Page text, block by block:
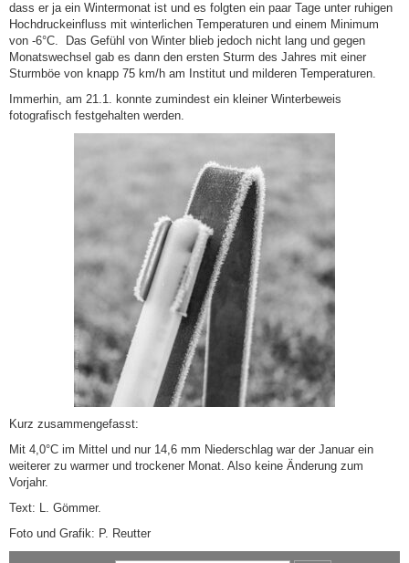
dass er ja ein Wintermonat ist und es folgten ein paar Tage unter ruhigen
Hochdruckeinfluss mit winterlichen Temperaturen und einem Minimum
von -6°C. Das Gefühl von Winter blieb jedoch nicht lang und gegen
Monatswechsel gab es dann den ersten Sturm des Jahres mit einer
Sturmböe von knapp 75 km/h am Institut und milderen Temperaturen.
Immerhin, am 21.1. konnte zumindest ein kleiner Winterbeweis
fotografisch festgehalten werden.
Kurz zusammengefasst:
Mit 4,0°C im Mittel und nur 14,6 mm Niederschlag war der Januar ein
weiterer zu warmer und trockener Monat. Also keine Änderung zum
Vorjahr.
Text: L. Gömmer.
Foto und Grafik: P. Reutter